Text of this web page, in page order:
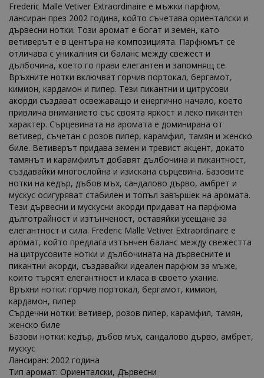
Frederic Malle Vetiver Extraordinaire е мъжки парфюм,
лансиран през 2002 година, който съчетава ориенталски и
дървесни нотки. Този аромат е богат и земен, като
ветиверът е в центъра на композицията. Парфюмът се
отличава с уникалния си баланс между свежест и
дълбочина, което го прави елегантен и запомнящ се.
Връхните нотки включват горчив портокал, бергамот,
кимион, кардамон и пипер. Тези пикантни и цитрусови
акорди създават освежаващо и енергично начало, което
привлича вниманието със своята яркост и леко пикантен
характер. Сърцевината на аромата е доминирана от
ветивер, съчетан с розов пипер, карамфил, тамян и женско
биле. Ветиверът придава земен и тревист акцент, докато
тамянът и карамфилът добавят дълбочина и пикантност,
създавайки многослойна и изискана сърцевина. Базовите
нотки на кедър, дъбов мъх, сандалово дърво, амбрет и
мускус осигуряват стабилен и топъл завършек на аромата.
Тези дървесни и мускусни акорди придават на парфюма
дълготрайност и изтънченост, оставяйки усещане за
елегантност и сила. Frederic Malle Vetiver Extraordinaire е
аромат, който предлага изтънчен баланс между свежестта
на цитрусовите нотки и дълбочината на дървесните и
пикантни акорди, създавайки идеален парфюм за мъже,
които търсят елегантност и класа в своето ухание.
Връхни нотки: горчив портокал, бергамот, кимион,
кардамон, пипер
Сърдечни нотки: ветивер, розов пипер, карамфил, тамян,
женско биле
Базови нотки: кедър, дъбов мъх, сандалово дърво, амбрет,
мускус
Лансиран: 2002 година
Тип аромат: Ориенталски, Дървесни